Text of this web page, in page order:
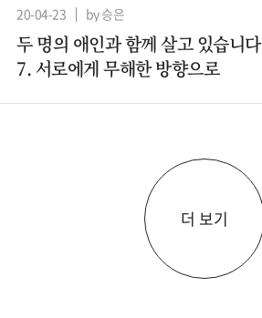
20-04-23 by 승은
두 명의 애인과 함께 살고 있습니다
7. 서로에게 무해한 방향으로
더 보기